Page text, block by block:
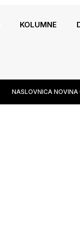
KOLUMNE
NASLOVNICA NOVINA